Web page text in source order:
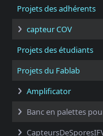
Projets des adhérents
capteur COV
Projets des étudiants
Projets du Fablab
Amplificator
Banc en palettes